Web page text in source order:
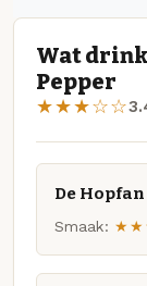
Wat
Pepper
★★★☆☆
De Hopfan
Smaak: